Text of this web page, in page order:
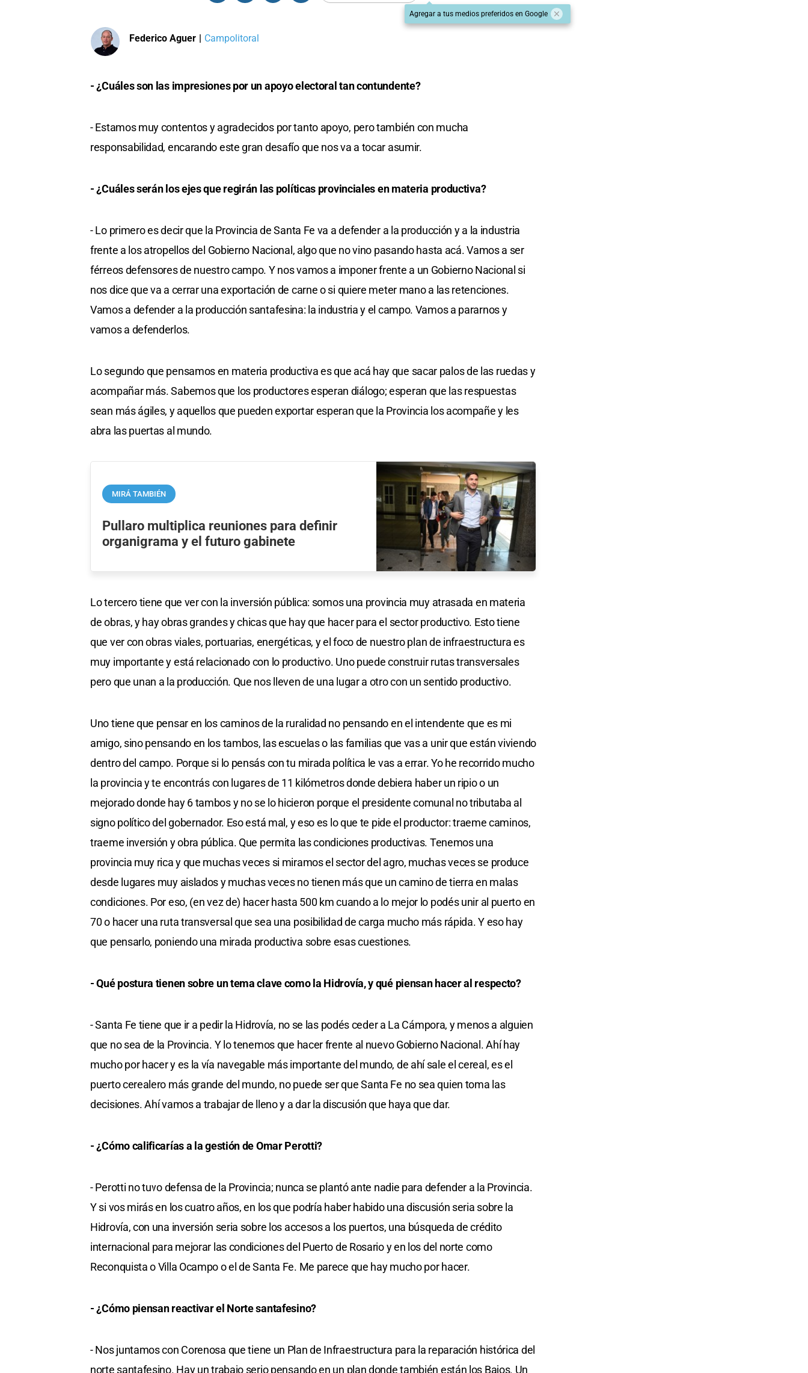
Agregar a tus medios preferidos en Google
Federico Aguer | Campolitoral
- ¿Cuáles son las impresiones por un apoyo electoral tan contundente?
- Estamos muy contentos y agradecidos por tanto apoyo, pero también con mucha
responsabilidad, encarando este gran desafío que nos va a tocar asumir.
- ¿Cuáles serán los ejes que regirán las políticas provinciales en materia productiva?
- Lo primero es decir que la Provincia de Santa Fe va a defender a la producción y a la industria
frente a los atropellos del Gobierno Nacional, algo que no vino pasando hasta acá. Vamos a ser
férreos defensores de nuestro campo. Y nos vamos a imponer frente a un Gobierno Nacional si
nos dice que va a cerrar una exportación de carne o si quiere meter mano a las retenciones.
Vamos a defender a la producción santafesina: la industria y el campo. Vamos a pararnos y
vamos a defenderlos.
Lo segundo que pensamos en materia productiva es que acá hay que sacar palos de las ruedas y
acompañar más. Sabemos que los productores esperan diálogo; esperan que las respuestas
sean más ágiles, y aquellos que pueden exportar esperan que la Provincia los acompañe y les
abra las puertas al mundo.
MIRÁ TAMBIÉN
Pullaro multiplica reuniones para definir
organigrama y el futuro gabinete
Lo tercero tiene que ver con la inversión pública: somos una provincia muy atrasada en materia
de obras, y hay obras grandes y chicas que hay que hacer para el sector productivo. Esto tiene
que ver con obras viales, portuarias, energéticas, y el foco de nuestro plan de infraestructura es
muy importante y está relacionado con lo productivo. Uno puede construir rutas transversales
pero que unan a la producción. Que nos lleven de una lugar a otro con un sentido productivo.
Uno tiene que pensar en los caminos de la ruralidad no pensando en el intendente que es mi
amigo, sino pensando en los tambos, las escuelas o las familias que vas a unir que están viviendo
dentro del campo. Porque si lo pensás con tu mirada política le vas a errar. Yo he recorrido mucho
la provincia y te encontrás con lugares de 11 kilómetros donde debiera haber un ripio o un
mejorado donde hay 6 tambos y no se lo hicieron porque el presidente comunal no tributaba al
signo político del gobernador. Eso está mal, y eso es lo que te pide el productor: traeme caminos,
traeme inversión y obra pública. Que permita las condiciones productivas. Tenemos una
provincia muy rica y que muchas veces si miramos el sector del agro, muchas veces se produce
desde lugares muy aislados y muchas veces no tienen más que un camino de tierra en malas
condiciones. Por eso, (en vez de) hacer hasta 500 km cuando a lo mejor lo podés unir al puerto en
70 o hacer una ruta transversal que sea una posibilidad de carga mucho más rápida. Y eso hay
que pensarlo, poniendo una mirada productiva sobre esas cuestiones.
- Qué postura tienen sobre un tema clave como la Hidrovía, y qué piensan hacer al respecto?
- Santa Fe tiene que ir a pedir la Hidrovía, no se las podés ceder a La Cámpora, y menos a alguien
que no sea de la Provincia. Y lo tenemos que hacer frente al nuevo Gobierno Nacional. Ahí hay
mucho por hacer y es la vía navegable más importante del mundo, de ahí sale el cereal, es el
puerto cerealero más grande del mundo, no puede ser que Santa Fe no sea quien toma las
decisiones. Ahí vamos a trabajar de lleno y a dar la discusión que haya que dar.
- ¿Cómo calificarías a la gestión de Omar Perotti?
- Perotti no tuvo defensa de la Provincia; nunca se plantó ante nadie para defender a la Provincia.
Y si vos mirás en los cuatro años, en los que podría haber habido una discusión seria sobre la
Hidrovía, con una inversión seria sobre los accesos a los puertos, una búsqueda de crédito
internacional para mejorar las condiciones del Puerto de Rosario y en los del norte como
Reconquista o Villa Ocampo o el de Santa Fe. Me parece que hay mucho por hacer.
- ¿Cómo piensan reactivar el Norte santafesino?
- Nos juntamos con Corenosa que tiene un Plan de Infraestructura para la reparación histórica del
norte santafesino. Hay un trabajo serio pensando en un plan donde también están los Bajos. Un